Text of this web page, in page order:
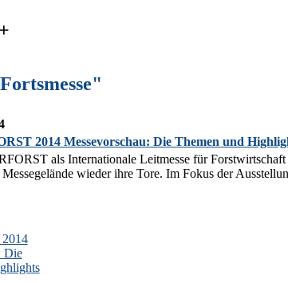
2014 Messevorschau: Die Themen und
als Internationale Leitmesse für
wieder ihre Tore. Im Fokus der
Die